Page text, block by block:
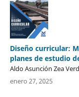
Diseño curricular:
planes de estudio
Aldo Asunción Zea
enero 27, 2025